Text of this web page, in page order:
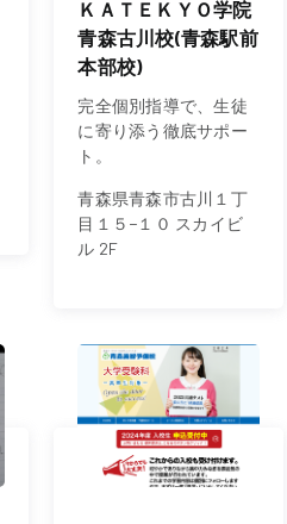
ＫＡＴＥＫＹＯ学院
青森古川校(青森駅前
本部校)
完全個別指導で、生徒
に寄り添う徹底サポー
ト。
青森県青森市古川１丁
目１５−１０ スカイビ
ル 2F